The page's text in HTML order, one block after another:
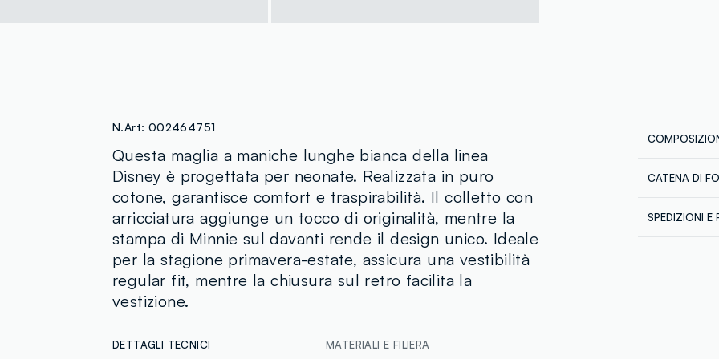
N.Art: 002464751
Questa maglia a maniche lunghe bianca della linea
Disney è progettata per neonate. Realizzata in puro
cotone, garantisce comfort e traspirabilità. Il colletto con
arricciatura aggiunge un tocco di originalità, mentre la
stampa di Minnie sul davanti rende il design unico. Ideale
per la stagione primavera-estate, assicura una vestibilità
regular fit, mentre la chiusura sul retro facilita la
vestizione.
DETTAGLI TECNICI MATERIALI E FILIERA
CATENA DI
CLASSIC
SPEDIZIONI E